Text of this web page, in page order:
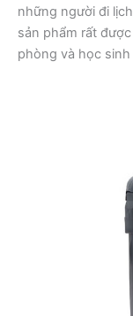
những người đi
sản phẩm rất
phòng và học sinh